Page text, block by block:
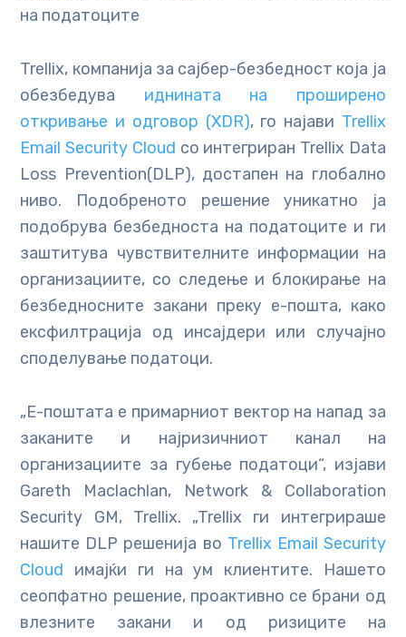
на податоците
Trellix, компанија за сајбер-безбедност која ја
обезбедува иднината на проширено
откривање и одговор (XDR), го најави Trellix
Email Security Cloud со интегриран Trellix Data
Loss Prevention(DLP), достапен на глобално
ниво. Подобреното решение уникатно ја
подобрува безбедноста на податоците и ги
заштитува чувствителните информации на
организациите, со следење и блокирање на
безбедносните закани преку е-пошта, како
ексфилтрација од инсајдери или случајно
споделување податоци.
„Е-поштата е примарниот вектор на напад за
заканите и најризичниот канал на
организациите за губење податоци“, изјави
Gareth Maclachlan, Network & Collaboration
Security GM, Trellix. „Trellix ги интегрираше
нашите DLP решенија во Trellix Email Security
Cloud имајќи ги на ум клиентите. Нашето
сеопфатно решение, проактивно се брани од
влезните закани и од ризиците на